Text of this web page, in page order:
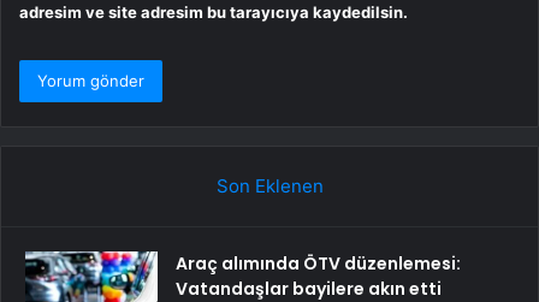
adresim ve site adresim bu tarayıcıya kaydedilsin.
Son Eklenen
Araç alımında ÖTV düzenlemesi:
Vatandaşlar bayilere akın etti